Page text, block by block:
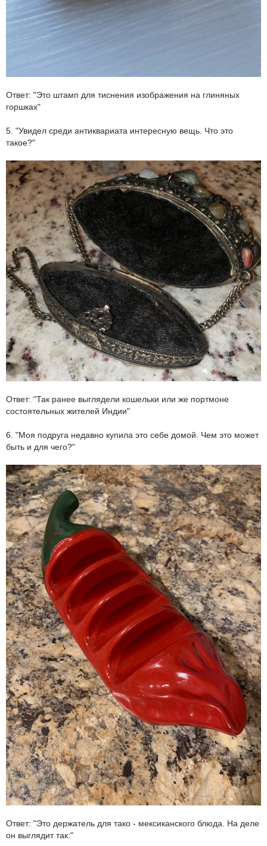
Ответ: "Это штамп для тиснения изображения на глиняных
горшках"
5. "Увидел среди антиквариата интересную вещь. Что это
такое?"
Ответ: "Так ранее выглядели кошельки или же портмоне
состоятельных жителей Индии"
6. "Моя подруга недавно купила это себе домой. Чем это может
быть и для чего?"
Ответ: "Это держатель для тако - мексиканского блюда. На деле
он выглядит так:"